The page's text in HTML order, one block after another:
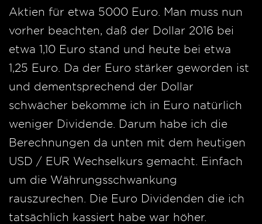
Aktien für etwa 5000 Euro. Man muss nun
vorher beachten, daß der Dollar 2016 bei
etwa 1,10 Euro stand und heute bei etwa
1,25 Euro. Da der Euro stärker geworden ist
und dementsprechend der Dollar
schwächer bekomme ich in Euro natürlich
weniger Dividende. Darum habe ich die
Berechnungen da unten mit dem heutigen
USD / EUR Wechselkurs gemacht. Einfach
um die Währungsschwankung
rauszurechen. Die Euro Dividenden die ich
tatsächlich kassiert habe war höher.